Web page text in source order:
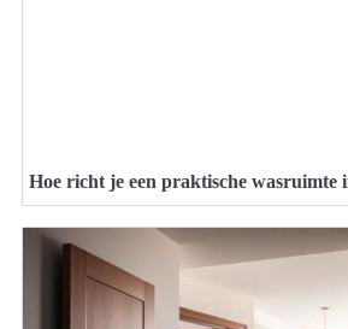
Hoe richt je een praktische wasruimte